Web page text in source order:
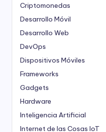
Criptomonedas
Desarrollo Móvil
Desarrollo Web
DevOps
Dispositivos Móviles
Frameworks
Gadgets
Hardware
Inteligencia Artificial
Internet de las Cosas IoT